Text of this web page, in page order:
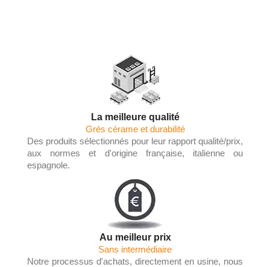
La meilleure qualité
Grés cérame et durabilité
Des produits sélectionnés pour leur rapport qualité/prix,
aux normes et d'origine française, italienne ou
espagnole.
Au meilleur prix
Sans intermédiaire
Notre processus d'achats, directement en usine, nous